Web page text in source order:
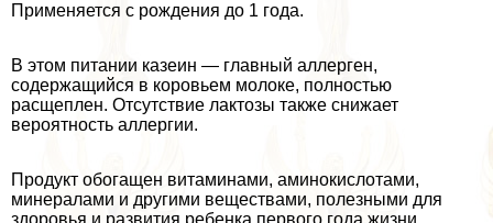
Применяется с рождения до 1 года.
В этом питании казеин — главный аллерген,
содержащийся в коровьем молоке, полностью
расщеплен. Отсутствие лактозы также снижает
вероятность аллергии.
Продукт обогащен витаминами, аминокислотами,
минералами и другими веществами, полезными для